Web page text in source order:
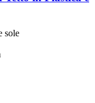
sole